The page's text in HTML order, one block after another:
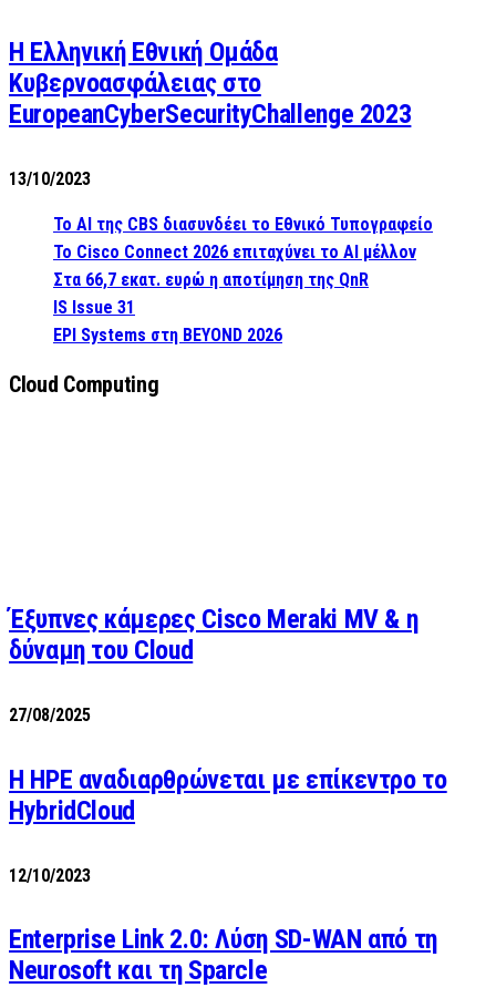
Η Ελληνική Εθνική Ομάδα
Κυβερνοασφάλειας στο
EuropeanCyberSecurityChallenge 2023
13/10/2023
Το AI της CBS διασυνδέει το Εθνικό Τυπογραφείο
Το Cisco Connect 2026 επιταχύνει το AI μέλλον
Στα 66,7 εκατ. ευρώ η αποτίμηση της QnR
IS Issue 31
EPI Systems στη BEYOND 2026
Cloud Computing
Έξυπνες κάμερες Cisco Meraki MV & η
δύναμη του Cloud
27/08/2025
H HPE αναδιαρθρώνεται με επίκεντρο το
HybridCloud
12/10/2023
Enterprise Link 2.0: Λύση SD-WAN από τη
Neurosoft και τη Sparcle